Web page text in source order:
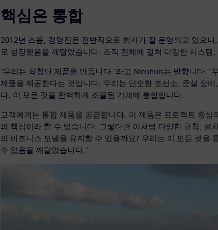
핵심은 통합
2012년 즈음, 경영진은 전반적으로 회사가 잘 운영되고 있으
로 성장했음을 깨달았습니다. 조직 전체에 걸쳐 다양한 시스
"우리는 최첨단 제품을 만듭니다."라고 Nienhuis는 말합니다. "
제품을 제공한다는 것입니다. 우리는 단순한 조선소, 준설 장
다. 이 모든 것을 완벽하게 조율된 기계에 통합합니다.
고객에게는 통합 제품을 공급합니다. 이 제품은 프로젝트 중심
의 핵심이라 할 수 있습니다. 그렇다면 이처럼 다양한 규칙, 절
의 비즈니스 모델을 유지할 수 있을까요? 우리는 이 모든 것을
수 있음을 깨달았습니다."